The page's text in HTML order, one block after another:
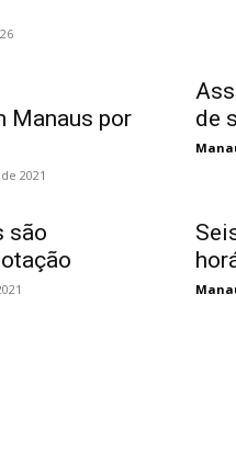
Manaus por
2021
de
são